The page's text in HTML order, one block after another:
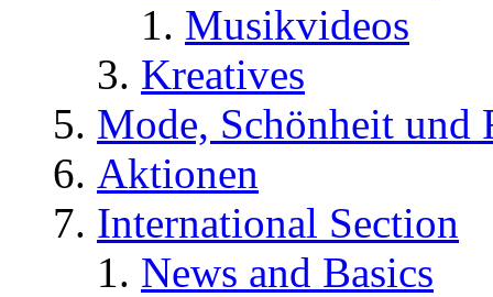
Musikvideos
Kreatives
Mode, Schönheit und
Aktionen
International Section
News and Basics